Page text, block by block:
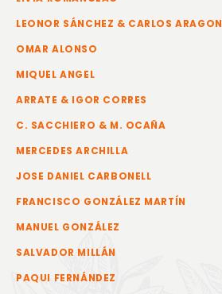
LEONOR SÁNCHEZ & CARLOS ARAGON
OMAR ALONSO
MIQUEL ANGEL
ARRATE & IGOR CORRES
C. SACCHIERO & M. OCAÑA
MERCEDES ARCHILLA
JOSE DANIEL CARBONELL
FRANCISCO GONZÁLEZ MARTÍN
MANUEL GONZÁLEZ
SALVADOR MILLÁN
PAQUI FERNÁNDEZ